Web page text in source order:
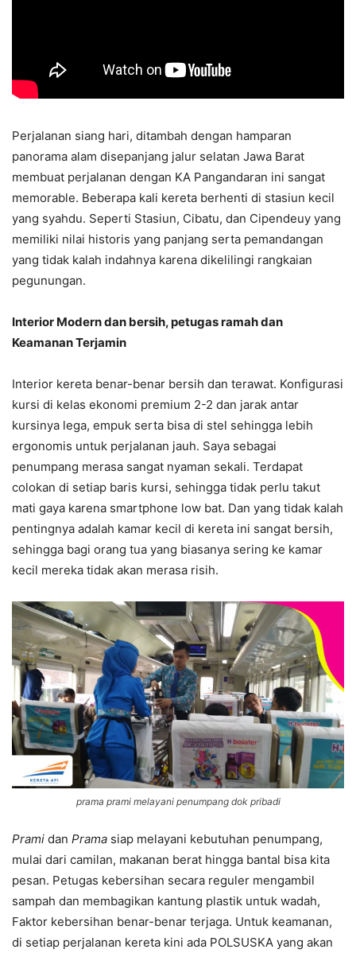
Perjalanan siang hari, ditambah dengan hamparan
panorama alam disepanjang jalur selatan Jawa Barat
membuat perjalanan dengan KA Pangandaran ini sangat
memorable. Beberapa kali kereta berhenti di stasiun kecil
yang syahdu. Seperti Stasiun, Cibatu, dan Cipendeuy yang
memiliki nilai historis yang panjang serta pemandangan
yang tidak kalah indahnya karena dikelilingi rangkaian
pegunungan.
Interior Modern dan bersih, petugas ramah dan
Keamanan Terjamin
Interior kereta benar-benar bersih dan terawat. Konfigurasi
kursi di kelas ekonomi premium 2-2 dan jarak antar
kursinya lega, empuk serta bisa di stel sehingga lebih
ergonomis untuk perjalanan jauh. Saya sebagai
penumpang merasa sangat nyaman sekali. Terdapat
colokan di setiap baris kursi, sehingga tidak perlu takut
mati gaya karena smartphone low bat. Dan yang tidak kalah
pentingnya adalah kamar kecil di kereta ini sangat bersih,
sehingga bagi orang tua yang biasanya sering ke kamar
kecil mereka tidak akan merasa risih.
prama prami melayani penumpang dok pribadi
Prami dan Prama siap melayani kebutuhan penumpang,
mulai dari camilan, makanan berat hingga bantal bisa kita
pesan. Petugas kebersihan secara reguler mengambil
sampah dan membagikan kantung plastik untuk wadah,
Faktor kebersihan benar-benar terjaga. Untuk keamanan,
di setiap perjalanan kereta kini ada POLSUSKA yang akan